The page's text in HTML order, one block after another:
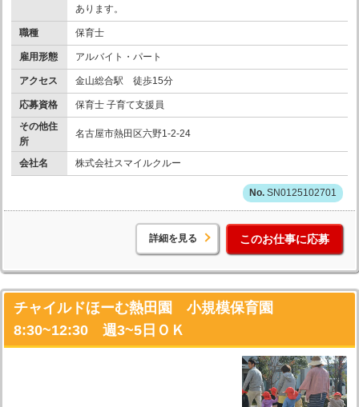
あります。
職種 保育士
雇用形態 アルバイト・パート
アクセス 金山総合駅 徒歩15分
応募資格
保育士 子育て支援員
その他住
所
名古屋市熱田区六野1-2-24
会社名 株式会社スマイルクルー
SN0125102701
詳細を見る このお仕事に応募
チャイルドほーむ熱田園 小規模保育園
8:30~12:30 週3~5日ＯＫ